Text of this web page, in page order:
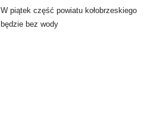
W piątek część powiatu kołobrzeskiego
będzie bez wody